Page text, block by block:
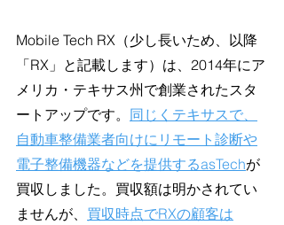
Mobile Tech RX（少し長いため、以降
「RX」と記載します）は、2014年にア
メリカ・テキサス州で創業されたスタ
ートアップです。 同じくテキサスで、
自動車整備業者向けにリモート診断や
電子整備機器などを提供するasTechが
買収しました。買収額は明かされてい
ませんが、 買収時点でRXの顧客は